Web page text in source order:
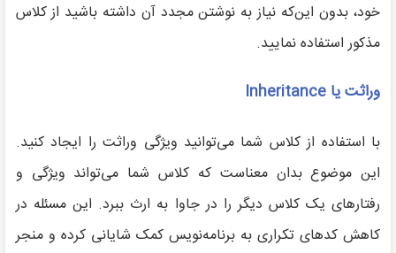
خود، بدون این‌که نیاز به نوشتن مجدد آن داشته باشید از کلاس
مذکور استفاده نمایید.
وراثت یا Inheritance
با استفاده از کلاس شما می‌توانید ویژگی وراثت را ایجاد کنید.
این موضوع بدان معناست که کلاس شما می‌تواند ویژگی و
رفتارهای یک کلاس دیگر را در جاوا به ارث ببرد. این مسئله در
کاهش کدهای تکراری به برنامه‌نویس کمک شایانی کرده و منجر